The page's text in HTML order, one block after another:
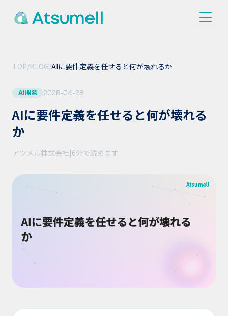
TOP/BLOG/AIに要件定義を任せると何が壊れるか
AI開発 2026-04-28
AIに要件定義を任せると何が壊れる
か
アツメル株式会社|6分で読めます